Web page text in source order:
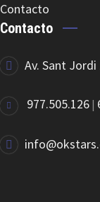
Contacto
Contacto
Av. Sant Jordi
977.505.126 |